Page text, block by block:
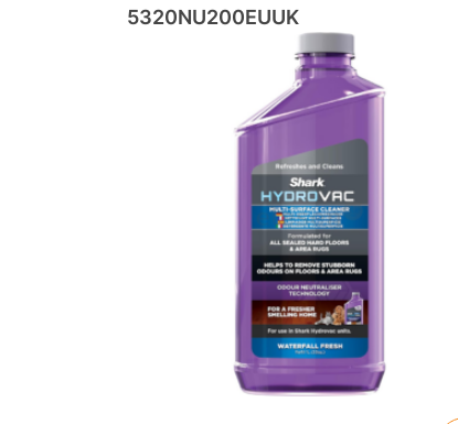
5320NU200EUUK